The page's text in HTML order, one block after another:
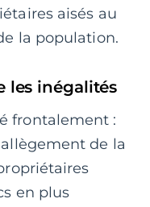
aisés au
la population.
les inégalités
frontalement :
de la
en plus